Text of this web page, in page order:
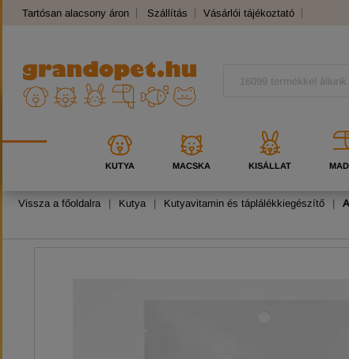
Tartósan alacsony áron Szállítás Vásárlói tájékoztató
KUTYA MACSKA KISÁLLAT
Vissza a főoldalra | Kutya | Kutyavitamin és táplálékkiegészítő |